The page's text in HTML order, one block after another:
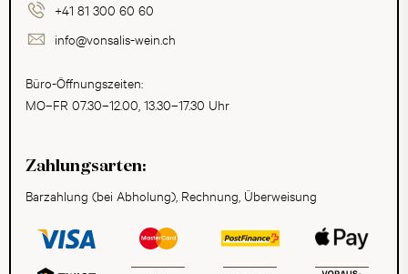
+41 81 300 60 60
info@vonsalis-wein.ch
Büro-Öffnungszeiten:
MO–FR 07.30–12.00, 13.30–17.30 Uhr
Zahlungsarten:
Barzahlung (bei Abholung), Rechnung, Überweisung